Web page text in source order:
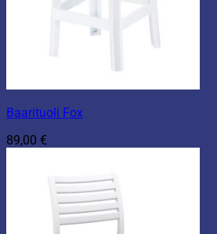
Baarituoli Fox
89,00 €